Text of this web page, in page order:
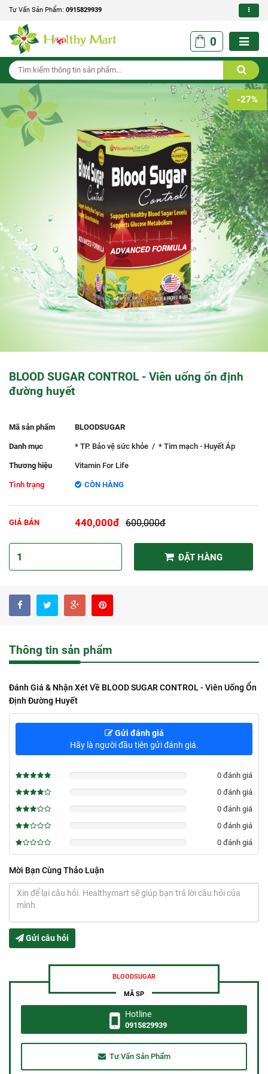
Tư Vấn Sản Phẩm: 0915829939
0
-27%
BLOOD SUGAR CONTROL - Viên uống ổn định
đường huyết
Mã sản phẩm BLOODSUGAR
Danh mục * TP. Bảo vệ sức khỏe / * Tim mạch - Huyết Áp
Thương hiệu Vitamin For Life
Tình trạng CÒN HÀNG
GIÁ BÁN 440,000đ 600,000đ
ĐẶT HÀNG
Thông tin sản phẩm
Đánh Giá & Nhận Xét Về BLOOD SUGAR CONTROL - Viên Uống Ổn
Định Đường Huyết
Gửi đánh giá
Hãy là người đầu tiên gửi đánh giá.
0 đánh giá
0 đánh giá
0 đánh giá
0 đánh giá
0 đánh giá
Mời Bạn Cùng Thảo Luận
Gửi câu hỏi
BLOODSUGAR
MÃ SP
Hotline
0915829939
Tư Vấn Sản Phẩm